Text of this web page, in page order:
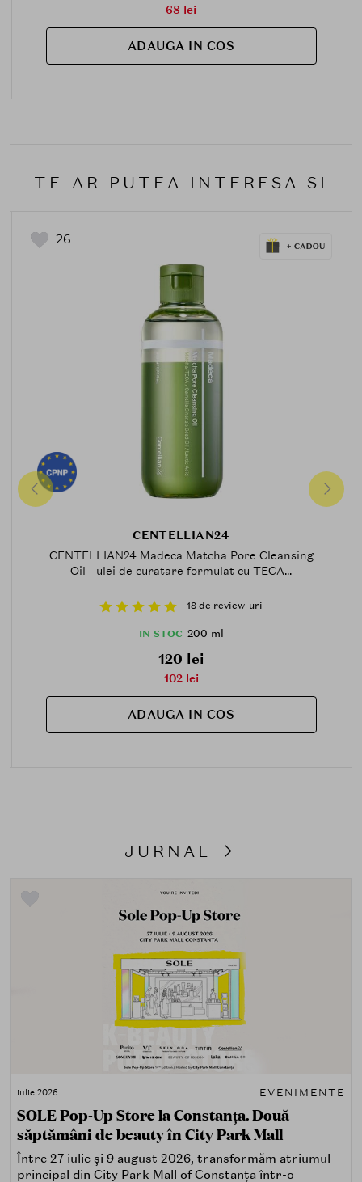
68 lei
ADAUGA IN COS
TE-AR PUTEA INTERESA SI
26
CENTELLIAN24
CENTELLIAN24 Madeca Matcha Pore Cleansing
Oil - ulei de curatare formulat cu TECA...
18 de review-uri
IN STOC 200 ml
120 lei
102 lei
ADAUGA IN COS
JURNAL
iulie 2026 EVENIMENTE
SOLE Pop-Up Store la Constanța. Două
săptămâni de beauty în City Park Mall
Între 27 iulie și 9 august 2026, transformăm atriumul
principal din City Park Mall of Constanța într-o